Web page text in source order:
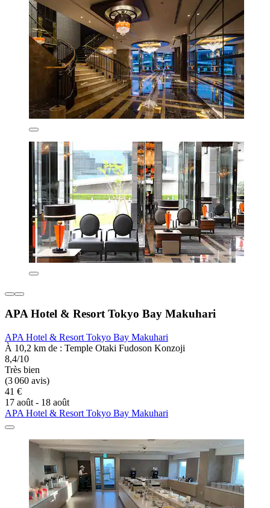
APA Hotel & Resort Tokyo Bay Makuhari
APA Hotel & Resort Tokyo Bay Makuhari
À 10,2 km de : Temple Otaki Fudoson Konzoji
8,4/10
Très bien
(3 060 avis)
41 €
17 août - 18 août
APA Hotel & Resort Tokyo Bay Makuhari